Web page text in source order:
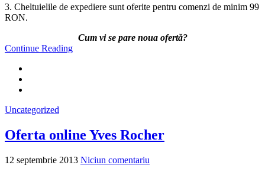
3. Cheltuielile de expediere sunt oferite pentru comenzi de minim 99
RON.
Cum vi se pare noua ofertă?
Continue Reading
Uncategorized
Oferta online Yves Rocher
12 septembrie 2013 Niciun comentariu